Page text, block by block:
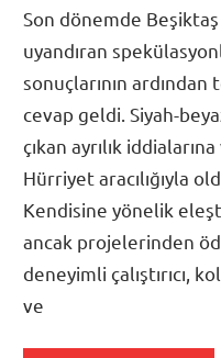
Son dönemde Beşiktaş
uyandıran
sonuçlarının
cevap geldi. Siyah-
çıkan ayrılık
Hürriyet aracılığıyla
Kendisine yönelik
ancak projelerinden
deneyimli çalıştırıcı,
ve